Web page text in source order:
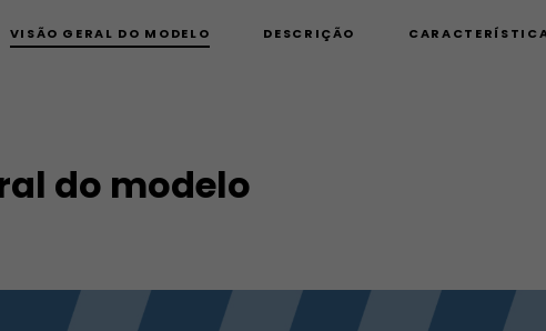
VISÃO GERAL DO MODELO DESCRIÇÃO
do modelo